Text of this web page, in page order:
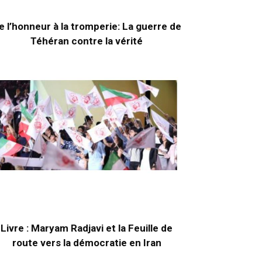
l’honneur à la tromperie: La guerre de
Téhéran contre la vérité
Livre : Maryam Radjavi et la Feuille de
route vers la démocratie en Iran